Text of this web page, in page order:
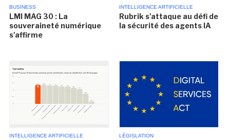
BUSINESS
LMI MAG 30 : La
souveraineté numérique
s'affirme
INTELLIGENCE ARTIFICIELLE
Rubrik s'attaque au défi de
la sécurité des agents IA
INTELLIGENCE ARTIFICIELLE LÉGISLATION